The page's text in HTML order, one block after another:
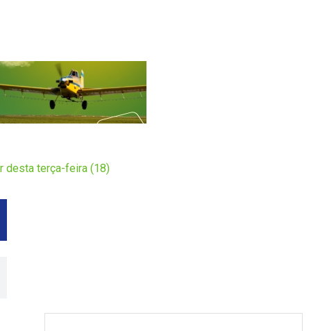
desta terça-feira (18)